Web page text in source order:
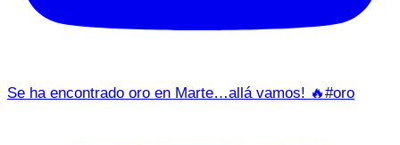
Se ha encontrado oro en Marte…allá vamos! 🔥#oro